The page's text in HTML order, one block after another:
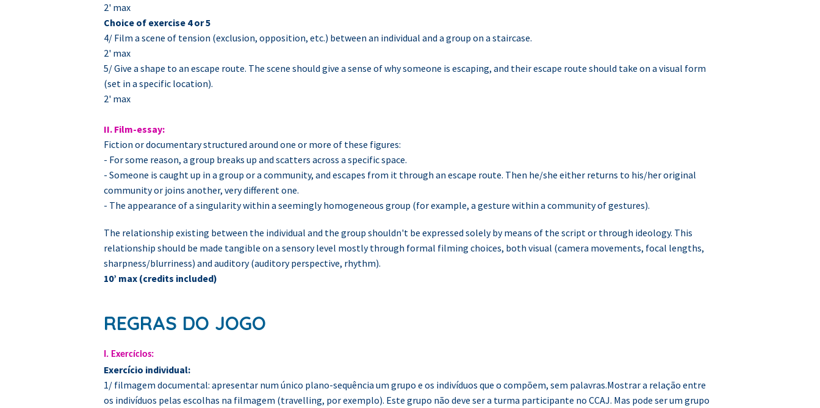
2' max
Choice of exercise 4 or 5
4/ Film a scene of tension (exclusion, opposition, etc.) between an individual and a group on a staircase.
2' max
5/ Give a shape to an escape route. The scene should give a sense of why someone is escaping, and their escape route should take on a visual form
(set in a specific location).
2' max
II. Film-essay:
Fiction or documentary structured around one or more of these figures:
- For some reason, a group breaks up and scatters across a specific space.
- Someone is caught up in a group or a community, and escapes from it through an escape route. Then he/she either returns to his/her original
community or joins another, very different one.
- The appearance of a singularity within a seemingly homogeneous group (for example, a gesture within a community of gestures).
The relationship existing between the individual and the group shouldn't be expressed solely by means of the script or through ideology. This
relationship should be made tangible on a sensory level mostly through formal filming choices, both visual (camera movements, focal lengths,
sharpness/blurriness) and auditory (auditory perspective, rhythm).
10’ max (credits included)
REGRAS DO JOGO
I. Exercícios:
Exercício individual:
1/ filmagem documental: apresentar num único plano-sequência um grupo e os indivíduos que o compõem, sem palavras.Mostrar a relação entre
os indivíduos pelas escolhas na filmagem (travelling, por exemplo). Este grupo não deve ser a turma participante no CCAJ. Mas pode ser um grupo